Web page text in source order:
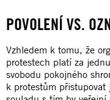
POVOLENÍ VS.
Vzhledem k tomu, že
protestech platí za
svobodu pokojného
k protestům